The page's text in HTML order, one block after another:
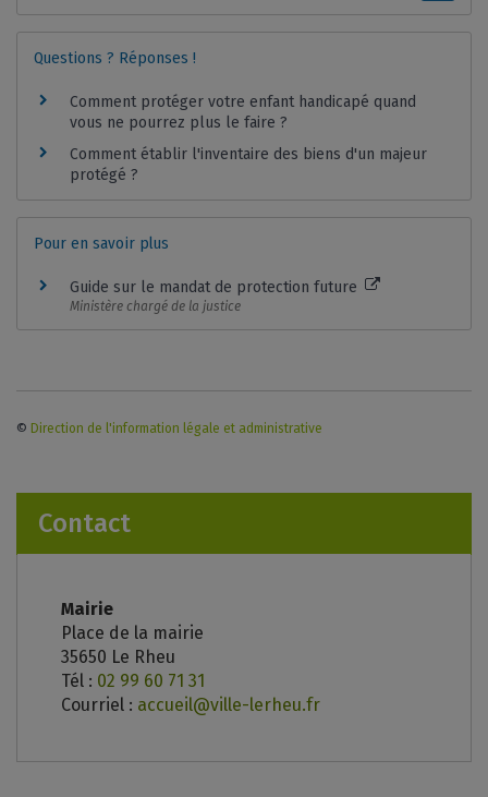
Questions ? Réponses !
Comment protéger votre enfant handicapé quand
vous ne pourrez plus le faire ?
Comment établir l'inventaire des biens d'un majeur
protégé ?
Pour en savoir plus
Guide sur le mandat de protection future
Ministère chargé de la justice
© Direction de l'information légale et administrative
Contact
Mairie
Place de la mairie
35650 Le Rheu
Tél : 02 99 60 71 31
Courriel : accueil@ville-lerheu.fr